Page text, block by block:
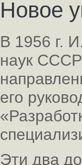
Новое
В 1956 г.
наук СССР
его
Эти два